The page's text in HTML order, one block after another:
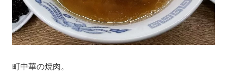
町中華の焼肉。